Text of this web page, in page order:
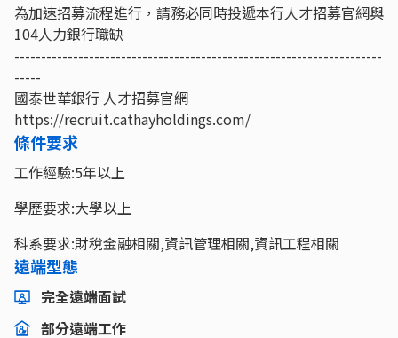
為加速招募流程進行，請務必同時投遞本行人才招募官網與
104人力銀行職缺
---------------------------------------------------------------------
-----
國泰世華銀行 人才招募官網
https://recruit.cathayholdings.com/
條件要求
工作經驗:5年以上
學歷要求:大學以上
科系要求:財稅金融相關,資訊管理相關,資訊工程相關
遠端型態
完全遠端面試
部分遠端工作